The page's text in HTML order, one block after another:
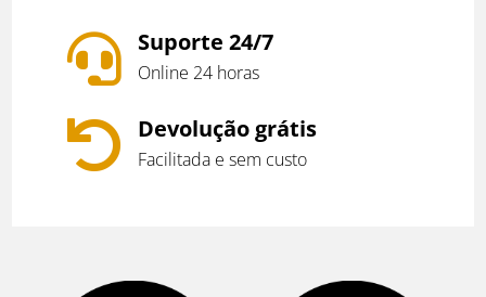
 Suporte 24/7
Online 24 horas
 Devolução grátis
Facilitada e sem custo